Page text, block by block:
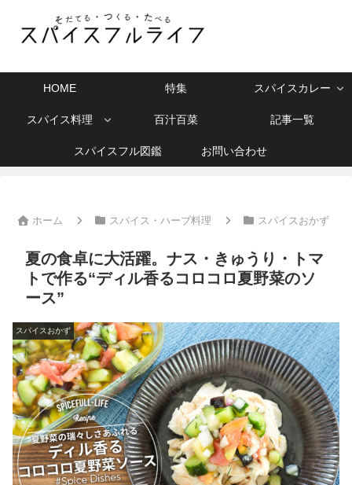
HOME 特集 スパイスカレー
スパイス料理 百汁百菜 記事一覧
スパイスフル図鑑 お問い合わせ
ホーム スパイス・ハーブ料理 スパイスおかず
夏の食卓に大活躍。ナス・きゅうり・トマ
トで作る“ディル香るコロコロ夏野菜のソ
ース”
スパイスおかず